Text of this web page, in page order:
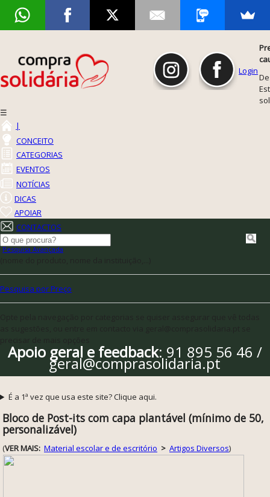
Login
☰
|
CONCEITO
CATEGORIAS
EVENTOS
NOTÍCIAS
DICAS
APOIAR
CONTACTOS
Pesquisa Avançada
Pesquisa por Preço
Apoio geral e feedback: 91 895 56 46 /
geral@comprasolidaria.pt
É a 1ª vez que usa este site? Clique aqui.
Bloco de Post-its com capa plantável (mínimo de 50,
personalizável)
(VER MAIS: Material escolar e de escritório > Artigos Diversos)